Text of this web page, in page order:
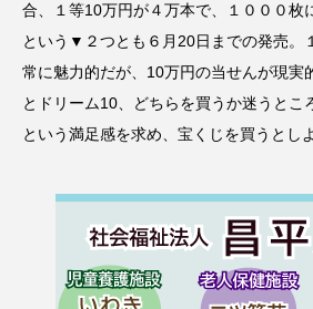
合、１等10万円が４万本で、１０００枚
という▼２つとも６月20日までの発売。
常に魅力的だが、10万円の当せんが現実
とドリーム10、どちらを買うか迷うとこ
という満足感を求め、宝くじを買うとしよ